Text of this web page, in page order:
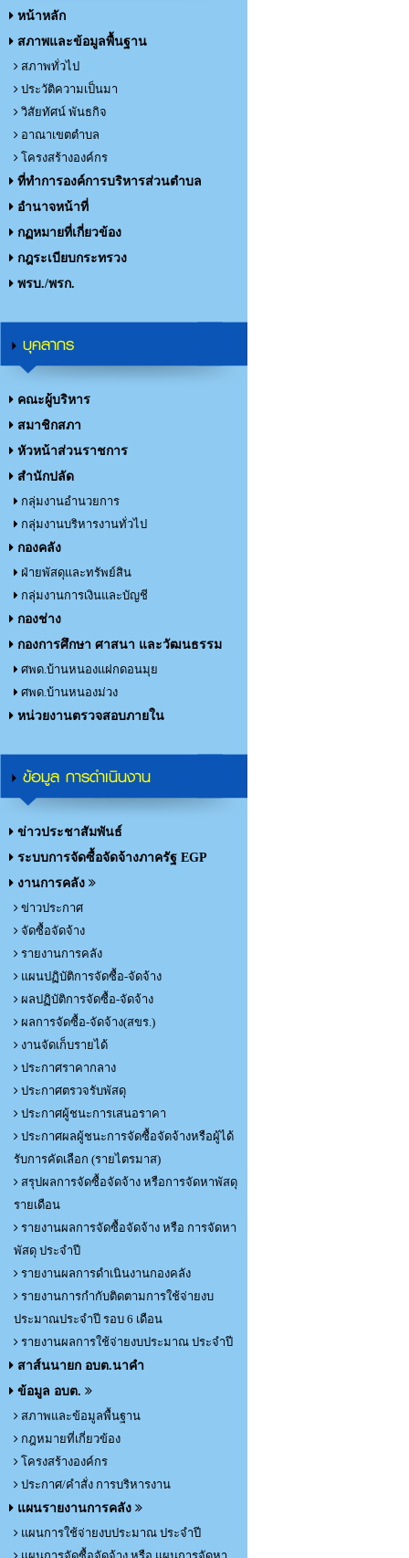
หน้าหลัก
สภาพและข้อมูลพื้นฐาน
สภาพทั่วไป
ประวัติความเป็นมา
วิสัยทัศน์ พันธกิจ
อาณาเขตตำบล
โครงสร้างองค์กร
ที่ทำการองค์การบริหารส่วนตำบล
อำนาจหน้าที่
กฏหมายที่เกี่ยวข้อง
กฎระเบียบกระทรวง
พรบ./พรก.
บุคลากร
คณะผู้บริหาร
สมาชิกสภา
หัวหน้าส่วนราชการ
สำนักปลัด
กลุ่มงานอำนวยการ
กลุ่มงานบริหารงานทั่วไป
กองคลัง
ฝ่ายพัสดุและทรัพย์สิน
กลุ่มงานการเงินและบัญชี
กองช่าง
กองการศึกษา ศาสนา และวัฒนธรรม
ศพด.บ้านหนองแฝกดอนมุย
ศพด.บ้านหนองม่วง
หน่วยงานตรวจสอบภายใน
ข้อมูล การดำเนินงาน
ข่าวประชาสัมพันธ์
ระบบการจัดซื้อจัดจ้างภาครัฐ EGP
งานการคลัง
ข่าวประกาศ
จัดซื้อจัดจ้าง
รายงานการคลัง
แผนปฏิบัติการจัดซื้อ-จัดจ้าง
ผลปฏิบัติการจัดซื้อ-จัดจ้าง
ผลการจัดซื้อ-จัดจ้าง(สขร.)
งานจัดเก็บรายได้
ประกาศราคากลาง
ประกาศตรวจรับพัสดุ
ประกาศผู้ชนะการเสนอราคา
ประกาศผลผู้ชนะการจัดซื้อจัดจ้างหรือผู้ได้
รับการคัดเลือก (รายไตรมาส)
สรุปผลการจัดซื้อจัดจ้าง หรือการจัดหาพัสดุ
รายเดือน
รายงานผลการจัดซื้อจัดจ้าง หรือ การจัดหา
พัสดุ ประจำปี
รายงานผลการดำเนินงานกองคลัง
รายงานการกำกับติดตามการใช้จ่ายงบ
ประมาณประจำปี รอบ 6 เดือน
รายงานผลการใช้จ่ายงบประมาณ ประจำปี
สาส์นนายก อบต.นาคำ
ข้อมูล อบต.
สภาพและข้อมูลพื้นฐาน
กฎหมายที่เกี่ยวข้อง
โครงสร้างองค์กร
ประกาศ/คำสั่ง การบริหารงาน
แผนรายงานการคลัง
แผนการใช้จ่ายงบประมาณ ประจำปี